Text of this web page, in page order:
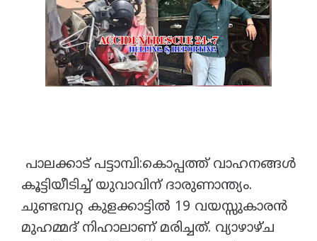
പാലക്കാട്‌ പട്ടാമ്പി:കൊപ്പത്ത് വാഹനങ്ങൾ
കൂട്ടിയീടിച്ച് യുവാവിന് ദാരുണാന്ത്യം.
ചുണ്ടമ്പറ്റ കുളക്കാട്ടിൽ 19 വയസ്സുകാരൻ
മുഹമ്മദ് നിഹാലാണ് മരിച്ചത്. വ്യാഴാഴ്ച